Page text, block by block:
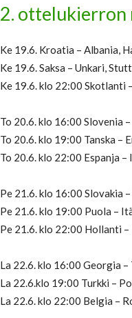
2. ottelukierron
Ke 19.6. Kroatia – Albania,
Ke 19.6. Saksa – Unkari,
Ke 19.6. klo 22:00 Skotlanti
To 20.6. klo 16:00 Slovenia
To 20.6. klo 19:00 Tanska –
To 20.6. klo 22:00 Espanja
Pe 21.6. klo 16:00 Slovakia
Pe 21.6. klo 19:00 Puola –
Pe 21.6. klo 22:00 Hollanti –
La 22.6. klo 16:00 Georgia –
La 22.6.klo 19:00 Turkki –
La 22.6. klo 22:00 Belgia –